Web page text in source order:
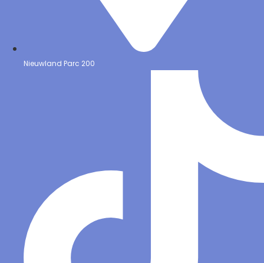
Nieuwland Parc 200